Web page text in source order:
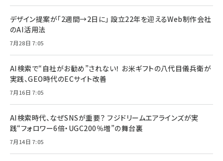
デザイン提案が「2週間→2日に」 設立22年を迎えるWeb制作会社
のAI活用法
7月28日 7:05
AI検索で“自社がお勧め”されない！ お米ギフトの八代目儀兵衛が
実践、GEO時代のECサイト改善
7月16日 7:05
AI検索時代、なぜSNSが重要？ フジドリームエアラインズが実
践“フォロワー6倍・UGC200％増”の舞台裏
7月14日 7:05